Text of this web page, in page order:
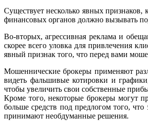
Существует несколько явных
финансовых органов должно вызывать
Во-вторых, агрессивная реклама и
скорее всего уловка для привлечения
явный признак того, что перед вами
Мошеннические брокеры применяют
видеть фальшивые котировки и
чтобы увеличить свои собственные
Кроме того, некоторые брокеры могут
больше средств под предлогом того,
принимают необдуманные решения.